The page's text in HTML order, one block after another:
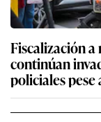
Fiscalización
continúan
policiales pese